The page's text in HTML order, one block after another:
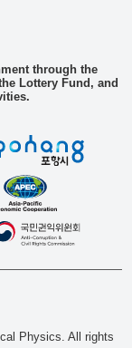
through the
Lottery Fund, and
Physics. All rights